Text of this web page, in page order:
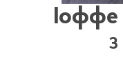
Іоффе
З